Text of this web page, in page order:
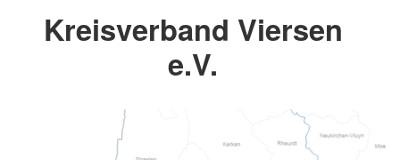
Kreisverband Viersen
e.V.